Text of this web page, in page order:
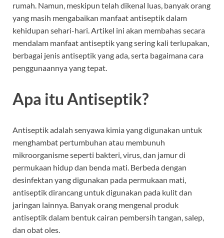
rumah. Namun, meskipun telah dikenal luas, banyak orang
yang masih mengabaikan manfaat antiseptik dalam
kehidupan sehari-hari. Artikel ini akan membahas secara
mendalam manfaat antiseptik yang sering kali terlupakan,
berbagai jenis antiseptik yang ada, serta bagaimana cara
penggunaannya yang tepat.
Apa itu Antiseptik?
Antiseptik adalah senyawa kimia yang digunakan untuk
menghambat pertumbuhan atau membunuh
mikroorganisme seperti bakteri, virus, dan jamur di
permukaan hidup dan benda mati. Berbeda dengan
desinfektan yang digunakan pada permukaan mati,
antiseptik dirancang untuk digunakan pada kulit dan
jaringan lainnya. Banyak orang mengenal produk
antiseptik dalam bentuk cairan pembersih tangan, salep,
dan obat oles.